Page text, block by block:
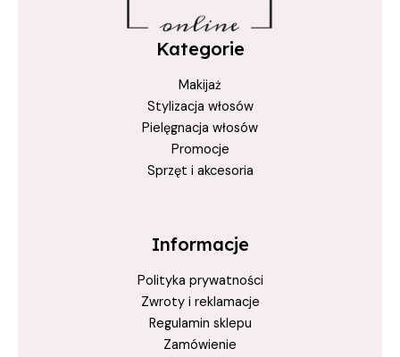
prostowanie włosów
prostowanie z keratyną
prostownica do włosów
regeneracja włosów
True Keratin Acai Berry
Włosy Zniszczone
wygładzanie włosów
Kategorie
Makijaż
Stylizacja włosów
Pielęgnacja włosów
Promocje
Sprzęt i akcesoria
Informacje
Polityka prywatności
Zwroty i reklamacje
Regulamin sklepu
Zamówienie